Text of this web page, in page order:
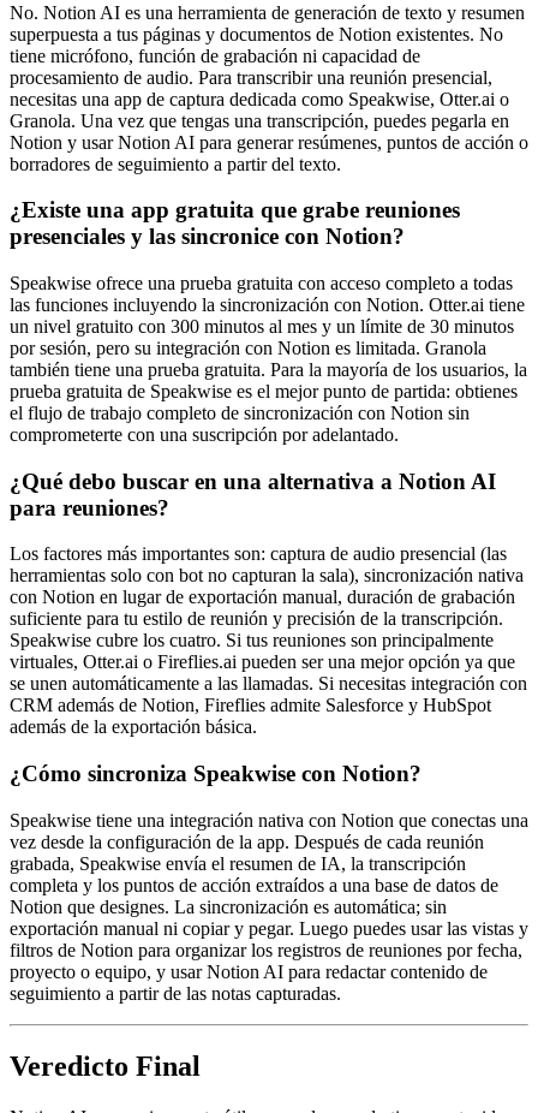
No. Notion AI es una herramienta de generación de texto y resumen
superpuesta a tus páginas y documentos de Notion existentes. No
tiene micrófono, función de grabación ni capacidad de
procesamiento de audio. Para transcribir una reunión presencial,
necesitas una app de captura dedicada como Speakwise, Otter.ai o
Granola. Una vez que tengas una transcripción, puedes pegarla en
Notion y usar Notion AI para generar resúmenes, puntos de acción o
borradores de seguimiento a partir del texto.
¿Existe una app gratuita que grabe reuniones
presenciales y las sincronice con Notion?
Speakwise ofrece una prueba gratuita con acceso completo a todas
las funciones incluyendo la sincronización con Notion. Otter.ai tiene
un nivel gratuito con 300 minutos al mes y un límite de 30 minutos
por sesión, pero su integración con Notion es limitada. Granola
también tiene una prueba gratuita. Para la mayoría de los usuarios, la
prueba gratuita de Speakwise es el mejor punto de partida: obtienes
el flujo de trabajo completo de sincronización con Notion sin
comprometerte con una suscripción por adelantado.
¿Qué debo buscar en una alternativa a Notion AI
para reuniones?
Los factores más importantes son: captura de audio presencial (las
herramientas solo con bot no capturan la sala), sincronización nativa
con Notion en lugar de exportación manual, duración de grabación
suficiente para tu estilo de reunión y precisión de la transcripción.
Speakwise cubre los cuatro. Si tus reuniones son principalmente
virtuales, Otter.ai o Fireflies.ai pueden ser una mejor opción ya que
se unen automáticamente a las llamadas. Si necesitas integración con
CRM además de Notion, Fireflies admite Salesforce y HubSpot
además de la exportación básica.
¿Cómo sincroniza Speakwise con Notion?
Speakwise tiene una integración nativa con Notion que conectas una
vez desde la configuración de la app. Después de cada reunión
grabada, Speakwise envía el resumen de IA, la transcripción
completa y los puntos de acción extraídos a una base de datos de
Notion que designes. La sincronización es automática; sin
exportación manual ni copiar y pegar. Luego puedes usar las vistas y
filtros de Notion para organizar los registros de reuniones por fecha,
proyecto o equipo, y usar Notion AI para redactar contenido de
seguimiento a partir de las notas capturadas.
Veredicto Final